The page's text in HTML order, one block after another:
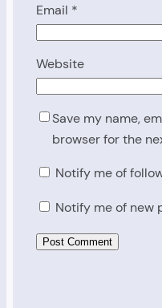
Email *
Website
Save my name,
browser for the
Notify me of
Notify me of new